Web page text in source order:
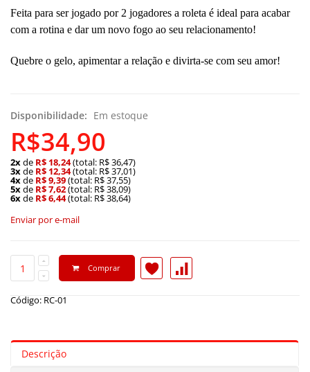
Feita para ser jogado por 2 jogadores a roleta é ideal para acabar
com a rotina e dar um novo fogo ao seu relacionamento!
Quebre o gelo, apimentar a relação e divirta-se com seu amor!
Disponibilidade: Em estoque
R$34,90
2xde R$ 18,24(total: R$ 36,47)
3xde R$ 12,34(total: R$ 37,01)
4xde R$ 9,39(total: R$ 37,55)
5xde R$ 7,62(total: R$ 38,09)
6xde R$ 6,44(total: R$ 38,64)
Enviar por e-mail
Comprar
Código: RC-01
Descrição